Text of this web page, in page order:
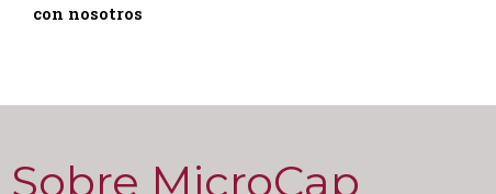
con nosotros
Sobre MicroCap